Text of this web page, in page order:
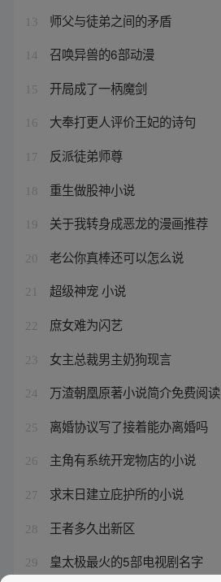
13 师父与徒弟之间的矛盾
14 召唤异兽的6部动漫
15 开局成了一柄魔剑
16 大奉打更人评价王妃的诗句
17 反派徒弟师尊
18 重生做股神小说
19 关于我转身成恶龙的漫画推荐
20 老公你真棒还可以怎么说
21 超级神宠 小说
22 庶女难为闪艺
23 女主总裁男主奶狗现言
24 万渣朝凰原著小说简介免费阅读
25 离婚协议写了接着能办离婚吗
26 主角有系统开宠物店的小说
27 求末日建立庇护所的小说
28 王者多久出新区
29 皇太极最火的5部电视剧名字